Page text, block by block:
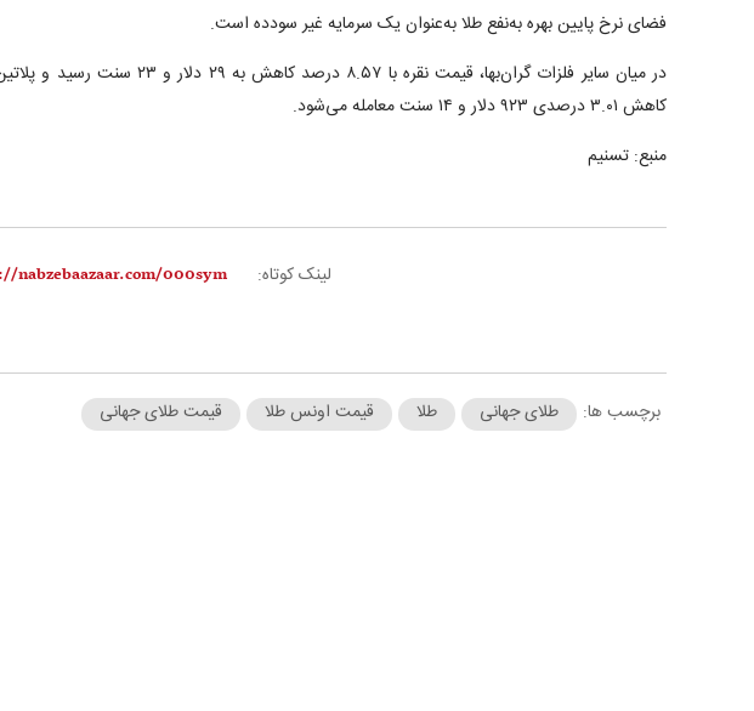
فضای نرخ پایین بهره به‌نفع طلا به‌عنوان یک سرمایه غیر سودده است.
در میان سایر فلزات گران‌بها، قیمت نقره با ۸.۵۷ درصد کاهش به ۲۹
کاهش ۳.۰۱ درصدی ۹۲۳ دلار و ۱۴ سنت معامله می‌شود.
منبع: تسنیم
لینک کوتاه:
برچسب ها: طلای جهانی طلا قیمت اونس طلا قیمت طلای جهانی